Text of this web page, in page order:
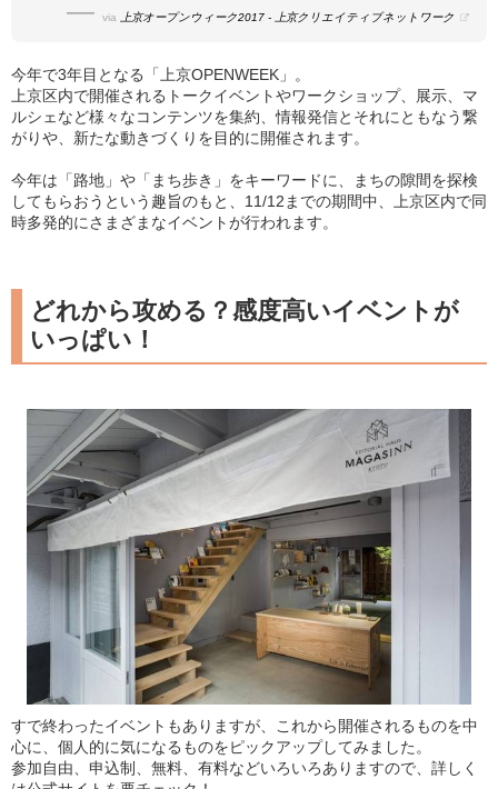
via 上京オープンウィーク2017 - 上京クリエイティブネットワーク
今年で3年目となる「上京OPENWEEK」。
上京区内で開催されるトークイベントやワークショップ、展示、マ
ルシェなど様々なコンテンツを集約、情報発信とそれにともなう繋
がりや、新たな動きづくりを目的に開催されます。
今年は「路地」や「まち歩き」をキーワードに、まちの隙間を探検
してもらおうという趣旨のもと、11/12までの期間中、上京区内で同
時多発的にさまざまなイベントが行われます。
どれから攻める？感度高いイベントが
いっぱい！
すで終わったイベントもありますが、これから開催されるものを中
心に、個人的に気になるものをピックアップしてみました。
参加自由、申込制、無料、有料などいろいろありますので、詳しく